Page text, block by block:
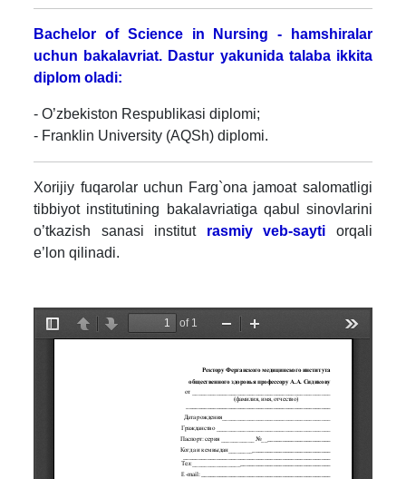
Bachelor of Science in Nursing - hamshiralar
uchun bakalavriat. Dastur yakunida talaba ikkita
diplom oladi:
- O’zbekiston Respublikasi diplomi;
- Franklin University (AQSh) diplomi.
Xorijiy fuqarolar uchun Farg`ona jamoat salomatligi
tibbiyot institutining bakalavriatiga qabul sinovlarini
o’tkazish sanasi institut rasmiy veb-sayti orqali
e’lon qilinadi.